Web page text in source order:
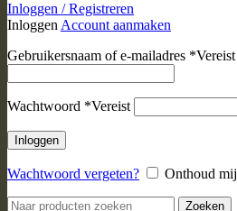
Inloggen / Registreren
Inloggen Account aanmaken
Gebruikersnaam of e-mailadres *Vereist
Wachtwoord *Vereist
Inloggen
Wachtwoord vergeten? Onthoud mij
Zoeken